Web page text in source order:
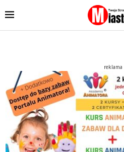
reklama